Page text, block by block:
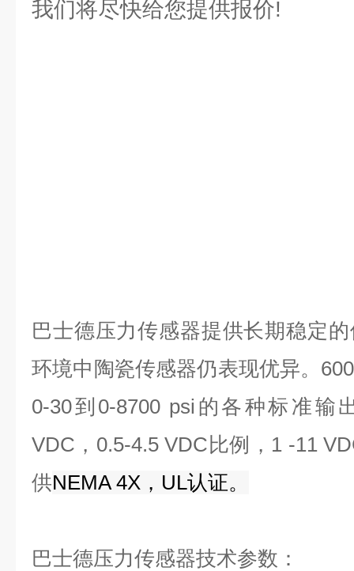
我们将尽快给您提供报价!
巴士德压力传感器提供长期稳定
环境中陶瓷传感器仍表现优异。
0-30到0-8700 psi的各种标准输
VDC，0.5-4.5 VDC比例，1 -11
供NEMA 4X，UL认证。
巴士德压力传感器技术参数：